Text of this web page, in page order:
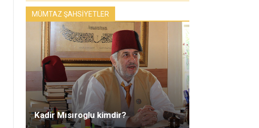
MÜMTAZ ŞAHSİYETLER
Kadir Mısıroglu kimdir?